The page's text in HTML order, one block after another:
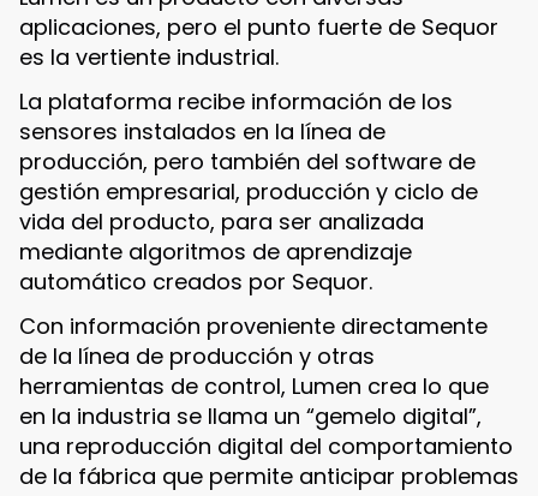
aplicaciones, pero el punto fuerte de Sequor
es la vertiente industrial.
La plataforma recibe información de los
sensores instalados en la línea de
producción, pero también del software de
gestión empresarial, producción y ciclo de
vida del producto, para ser analizada
mediante algoritmos de aprendizaje
automático creados por Sequor.
Con información proveniente directamente
de la línea de producción y otras
herramientas de control, Lumen crea lo que
en la industria se llama un “gemelo digital”,
una reproducción digital del comportamiento
de la fábrica que permite anticipar problemas